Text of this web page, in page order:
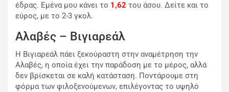
έδρας. Εμένα μου κάνει το 1,62 του άσου. Δείτε και το
εύρος, με το 2-3 γκολ.
Αλαβές – Βιγιαρεάλ
Η Βιγιαρεάλ πάει ξεκούραστη στην αναμέτρηση την
Αλαβές, η οποία έχει την παράδοση με το μέρος, αλλά
δεν βρίσκεται σε καλή κατάσταση. Ποντάρουμε στη
φόρμα των φιλοξενούμενων, επιλέγοντας το υψηλό